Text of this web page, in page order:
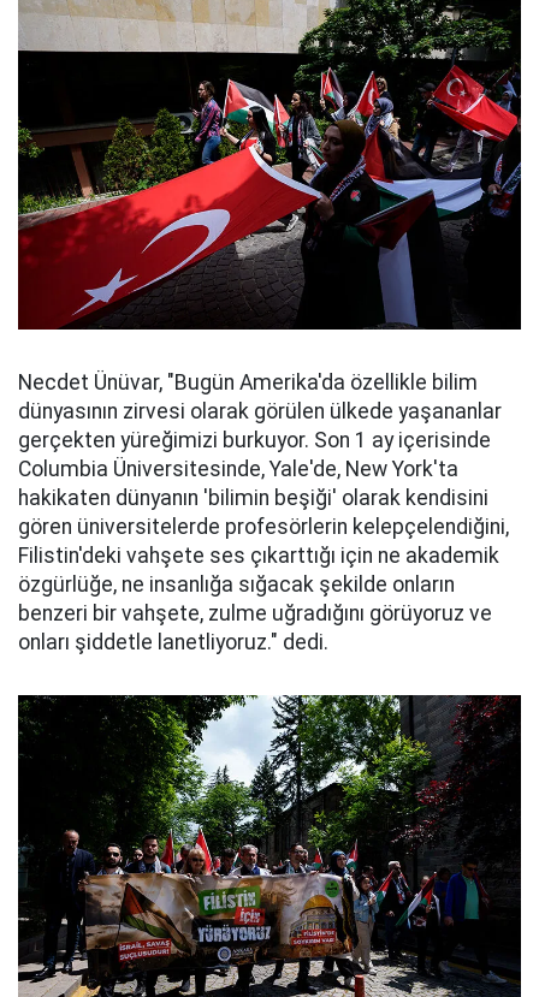
Necdet Ünüvar, "Bugün Amerika'da özellikle bilim
dünyasının zirvesi olarak görülen ülkede yaşananlar
gerçekten yüreğimizi burkuyor. Son 1 ay içerisinde
Columbia Üniversitesinde, Yale'de, New York'ta
hakikaten dünyanın 'bilimin beşiği' olarak kendisini
gören üniversitelerde profesörlerin kelepçelendiğini,
Filistin'deki vahşete ses çıkarttığı için ne akademik
özgürlüğe, ne insanlığa sığacak şekilde onların
benzeri bir vahşete, zulme uğradığını görüyoruz ve
onları şiddetle lanetliyoruz." dedi.